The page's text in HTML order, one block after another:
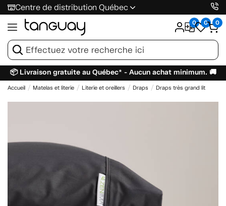
Centre de distribution Québec
0 0 0
📦 Livraison gratuite au Québec* - Aucun achat minimum. 🚚
Accueil Matelas et literie Literie et oreillers Draps Draps très grand lit